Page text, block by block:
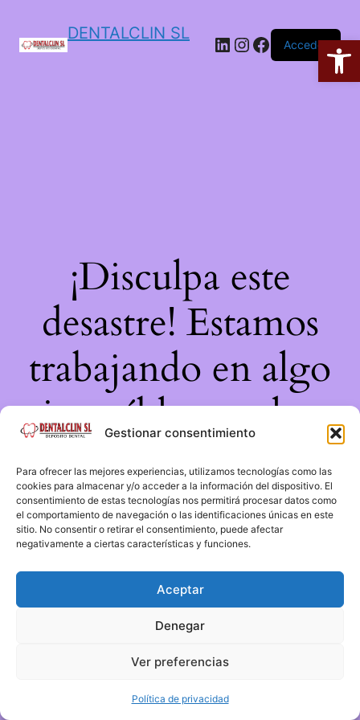
Gestionar consentimiento
Para ofrecer las mejores experiencias, utilizamos tecnologías como las
cookies para almacenar y/o acceder a la información del dispositivo. El
consentimiento de estas tecnologías nos permitirá procesar datos como
el comportamiento de navegación o las identificaciones únicas en este
sitio. No consentir o retirar el consentimiento, puede afectar
negativamente a ciertas características y funciones.
Aceptar
Denegar
Ver preferencias
Política de privacidad
DENTALCLIN SL
Acceder
¡Disculpa este
desastre! Estamos
trabajando en algo
increíble, ¡vuelve
pronto!